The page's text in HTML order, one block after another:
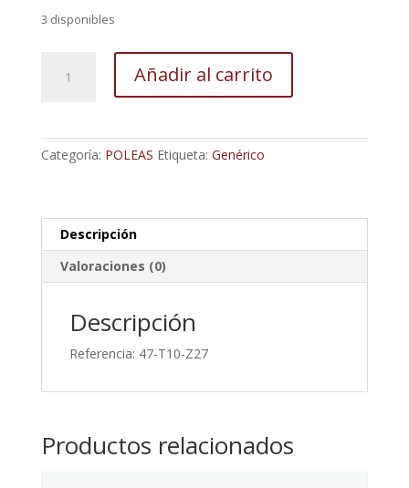
3 disponibles
Dentada
cantidad
Añadir al carrito
Categoría: POLEAS Etiqueta: Genérico
Descripción
Valoraciones (0)
Descripción
Referencia: 47-T10-Z27
Productos relacionados